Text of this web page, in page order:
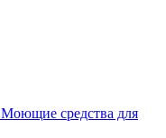
Моющие средства для